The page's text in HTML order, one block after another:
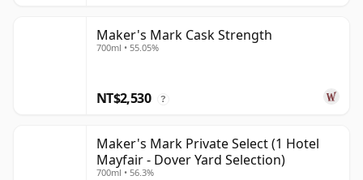
Maker's Mark Cask Strength
700ml • 55.05%
NT$2,530 ?
Maker's Mark Private Select (1 Hotel
Mayfair - Dover Yard Selection)
700ml • 56.3%